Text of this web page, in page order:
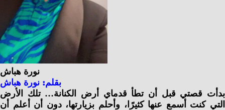
نورة هباش
بقلم: نورة هباش
بدأت قصتي قبل أن تطأ قدماي أرض الكنانة… تلك الأرض
التي كنت أسمع عنها كثيرًا، وأحلم بزيارتها، دون أن أعلم أن